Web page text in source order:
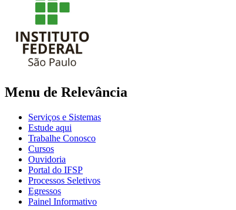
Menu de Relevância
Serviços e Sistemas
Estude aqui
Trabalhe Conosco
Cursos
Ouvidoria
Portal do IFSP
Processos Seletivos
Egressos
Painel Informativo